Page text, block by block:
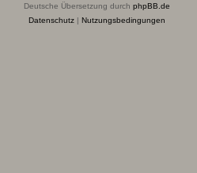
Deutsche Übersetzung durch phpBB.de
Datenschutz| Nutzungsbedingungen